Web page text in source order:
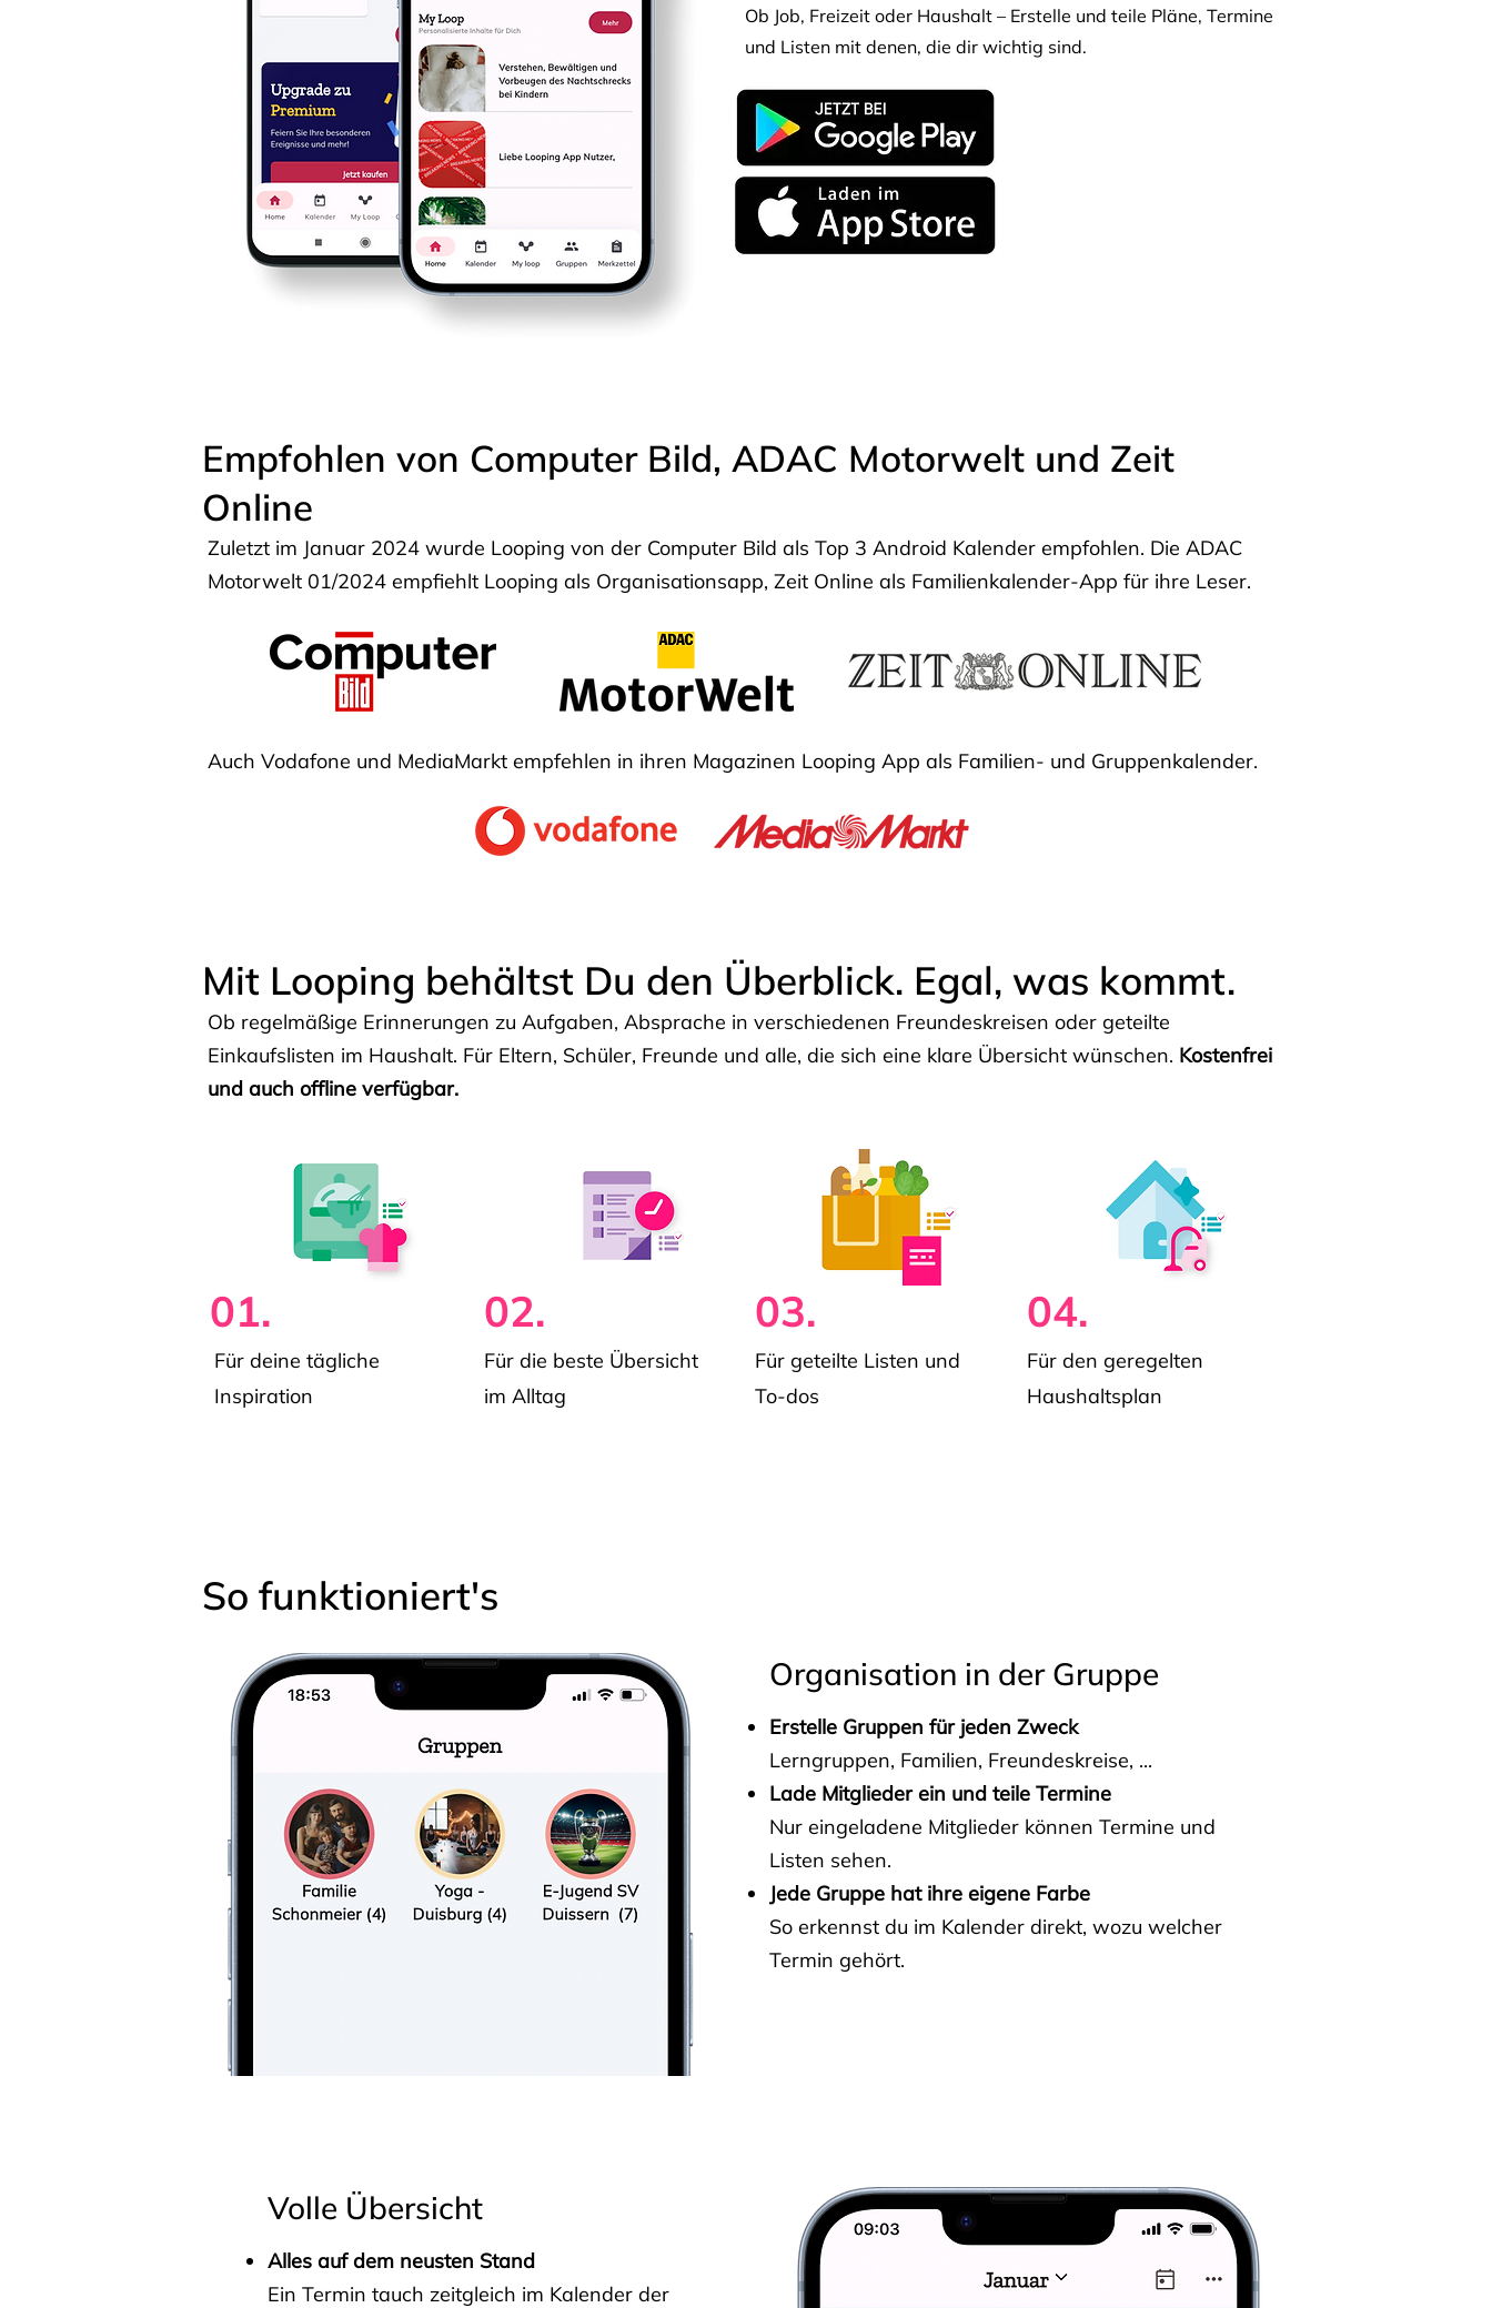
Ob Job, Freizeit oder Haushalt – Erstelle und teile Pläne, Termine
und Listen mit denen, die dir wichtig sind.
Empfohlen von Computer Bild, ADAC Motorwelt und Zeit
Online
Zuletzt im Januar 2024 wurde Looping von der Computer Bild als Top 3 Android Kalender empfohlen. Die ADAC
Motorwelt 01/2024 empfiehlt Looping als Organisationsapp, Zeit Online als Familienkalender-App für ihre Leser.
Auch Vodafone und MediaMarkt empfehlen in ihren Magazinen Looping App als Familien- und Gruppenkalender.
Mit Looping behältst Du den Überblick. Egal, was kommt.
Ob regelmäßige Erinnerungen zu Aufgaben, Absprache in verschiedenen Freundeskreisen oder geteilte
Einkaufslisten im Haushalt. Für Eltern, Schüler, Freunde und alle, die sich eine klare Übersicht wünschen. Kostenfrei
und auch offline verfügbar.
01.
Für deine tägliche
Inspiration
02.
Für die beste Übersicht
im Alltag
03.
Für geteilte Listen und
To-dos
04.
Für den geregelten
Haushaltsplan
So funktioniert's
Organisation in der Gruppe
Erstelle Gruppen für jeden Zweck
Lerngruppen, Familien, Freundeskreise, ...
Lade Mitglieder ein und teile Termine
Nur eingeladene Mitglieder können Termine und
Listen sehen.
Jede Gruppe hat ihre eigene Farbe
So erkennst du im Kalender direkt, wozu welcher
Termin gehört.
Volle Übersicht
Alles auf dem neusten Stand
Ein Termin tauch zeitgleich im Kalender der